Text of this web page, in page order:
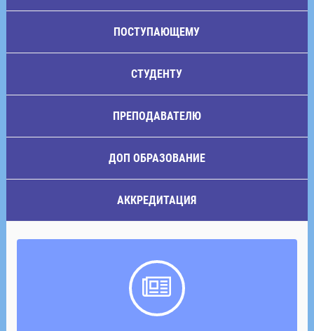
ПОСТУПАЮЩЕМУ
СТУДЕНТУ
ПРЕПОДАВАТЕЛЮ
ДОП ОБРАЗОВАНИЕ
АККРЕДИТАЦИЯ